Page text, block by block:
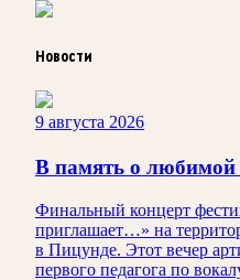
Новости
9 августа 2026
В память о любимой
Финальный концерт
приглашает…» на
в Пицунде. Этот вечер
первого педагога по